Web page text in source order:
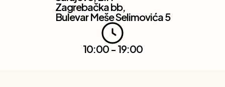
Zagrebačka bb,
Bulevar Meše Selimovića 5
10:00 - 19:00